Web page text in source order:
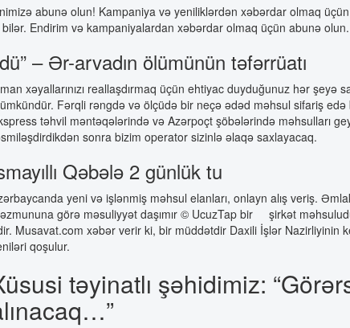
abunə olun! Kampaniya və yeniliklərdən xəbərdar olmaq
Endirim və kampaniyalardan xəbərdar olmaq üçün abunə
– Ər-arvadın ölümünün təfərrüatı
xəyallarınızı reallaşdırmaq üçün ehtiyac duyduğunuz hər
Fərqli rəngdə və ölçüdə bir neçə ədəd məhsul sifariş
təhvil məntəqələrində və Azərpoçt şöbələrində məhsulları
sonra bizim operator sizinlə əlaqə saxlayacaq.
Qəbələ 2 günlük tu
yeni və işlənmiş məhsul elanları, onlayn alış veriş.
görə məsuliyyət daşımır © UcuzTap bir şirkət
Musavat.com xəbər verir ki, bir müddətdir Daxili İşlər Nazirliyinin
qoşulur.
təyinatlı şəhidimiz: